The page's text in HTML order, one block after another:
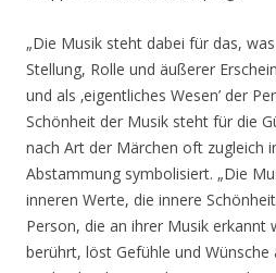
„Die Musik steht dabei für das,
Stellung, Rolle und äußerer
und als ‚eigentliches Wesen’ der
Schönheit der Musik steht für die
nach Art der Märchen oft zugleich
Abstammung symbolisiert. „Die
inneren Werte, die innere
Person, die an ihrer Musik erkannt
berührt, löst Gefühle und